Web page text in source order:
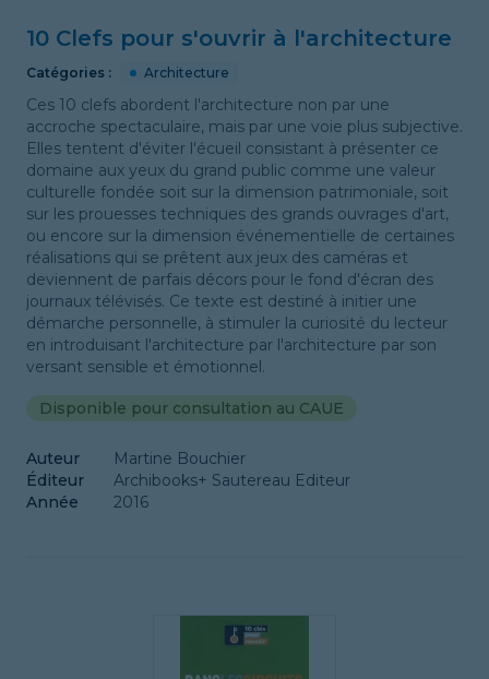
10 Clefs pour s'ouvrir à l'architecture
Catégories : Architecture
Ces 10 clefs abordent l'architecture non par une
accroche spectaculaire, mais par une voie plus subjective.
Elles tentent d'éviter l'écueil consistant à présenter ce
domaine aux yeux du grand public comme une valeur
culturelle fondée soit sur la dimension patrimoniale, soit
sur les prouesses techniques des grands ouvrages d'art,
ou encore sur la dimension événementielle de certaines
réalisations qui se prêtent aux jeux des caméras et
deviennent de parfais décors pour le fond d'écran des
journaux télévisés. Ce texte est destiné à initier une
démarche personnelle, à stimuler la curiosité du lecteur
en introduisant l'architecture par l'architecture par son
versant sensible et émotionnel.
Disponible pour consultation au CAUE
Auteur
Martine Bouchier
Éditeur
Archibooks+ Sautereau Editeur
Année
2016